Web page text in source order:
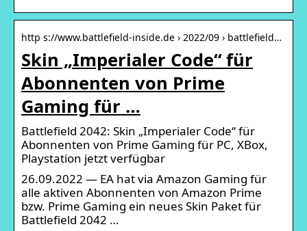
http s://www.battlefield-inside.de › 2022/09 › battlefield…
Skin „Imperialer Code“ für
Abonnenten von Prime
Gaming für …
Battlefield 2042: Skin „Imperialer Code“ für
Abonnenten von Prime Gaming für PC, XBox,
Playstation jetzt verfügbar
26.09.2022 — EA hat via Amazon Gaming für
alle aktiven Abonnenten von Amazon Prime
bzw. Prime Gaming ein neues Skin Paket für
Battlefield 2042 …